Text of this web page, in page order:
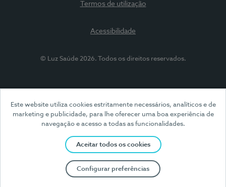
Este website utiliza cookies estritamente necessários, analíticos e de
marketing e publicidade, para lhe oferecer uma boa experiência de
navegação e acesso a todas as funcionalidades.
Aceitar todos os cookies
Configurar preferências
Termos de utilização
Acessibilidade
© Luz Saúde 2026. Todos os direitos reservados.